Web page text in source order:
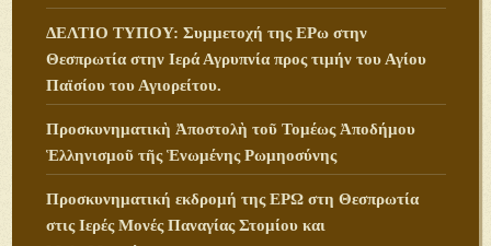
ΔΕΛΤΙΟ ΤΥΠΟΥ: Συμμετοχή της ΕΡω στην
Θεσπρωτία στην Ιερά Αγρυπνία προς τιμήν του Αγίου
Παϊσίου του Αγιορείτου.
Προσκυνηματικὴ Ἀποστολὴ τοῦ Τομέως Ἀποδήμου
Ἑλληνισμοῦ τῆς Ἑνωμένης Ρωμηοσύνης
Προσκυνηματική εκδρομή της ΕΡΩ στη Θεσπρωτία
στις Ιερές Μονές Παναγίας Στομίου και